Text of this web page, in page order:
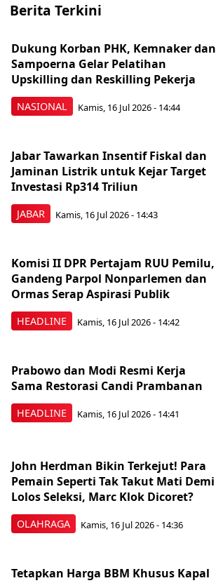
Berita Terkini
NASIONAL
Dukung Korban PHK, Kemnaker dan
Sampoerna Gelar Pelatihan
Upskilling dan Reskilling Pekerja
Kamis, 16 Jul 2026 - 14:44
JABAR
Jabar Tawarkan Insentif Fiskal dan
Jaminan Listrik untuk Kejar Target
Investasi Rp314 Triliun
Kamis, 16 Jul 2026 - 14:43
HEADLINE
Komisi II DPR Pertajam RUU Pemilu,
Gandeng Parpol Nonparlemen dan
Ormas Serap Aspirasi Publik
Kamis, 16 Jul 2026 - 14:42
HEADLINE
Prabowo dan Modi Resmi Kerja
Sama Restorasi Candi Prambanan
Kamis, 16 Jul 2026 - 14:41
OLAHRAGA
John Herdman Bikin Terkejut! Para
Pemain Seperti Tak Takut Mati Demi
Lolos Seleksi, Marc Klok Dicoret?
Kamis, 16 Jul 2026 - 14:36
Tetapkan Harga BBM Khusus Kapal